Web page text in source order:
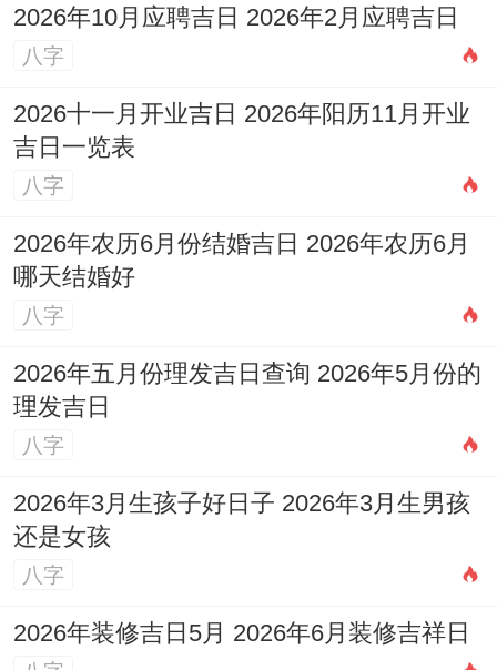
2026年10月应聘吉日 2026年2月应聘吉日
八字
2026十一月开业吉日 2026年阳历11月开业
吉日一览表
八字
2026年农历6月份结婚吉日 2026年农历6月
哪天结婚好
八字
2026年五月份理发吉日查询 2026年5月份的
理发吉日
八字
2026年3月生孩子好日子 2026年3月生男孩
还是女孩
八字
2026年装修吉日5月 2026年6月装修吉祥日